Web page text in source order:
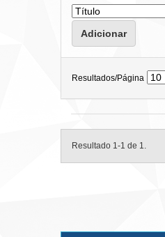
Resultados/Página
Resultado 1-1 de 1.